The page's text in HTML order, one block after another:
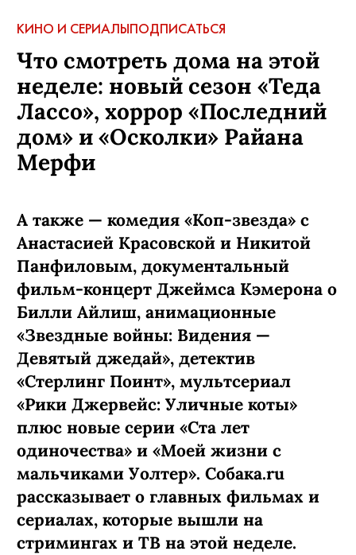
КИНО И СЕРИАЛЫПОДПИСАТЬСЯ
Что смотреть дома на этой
неделе: новый сезон «Теда
Лассо», хоррор «Последний
дом» и «Осколки» Райана
Мерфи
А также — комедия «Коп-звезда» с
Анастасией Красовской и Никитой
Панфиловым, документальный
фильм-концерт Джеймса Кэмерона о
Билли Айлиш, анимационные
«Звездные войны: Видения —
Девятый джедай», детектив
«Стерлинг Поинт», мультсериал
«Рики Джервейс: Уличные коты»
плюс новые серии «Ста лет
одиночества» и «Моей жизни с
мальчиками Уолтер». Собака.ru
рассказывает о главных фильмах и
сериалах, которые вышли на
стримингах и ТВ на этой неделе.